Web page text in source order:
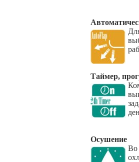
Таймер,
Осушение